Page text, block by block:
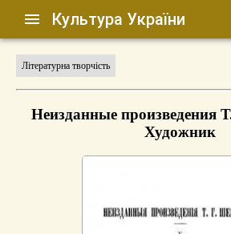
Культура України
Літературна творчість
Неизданные произведения
Художник